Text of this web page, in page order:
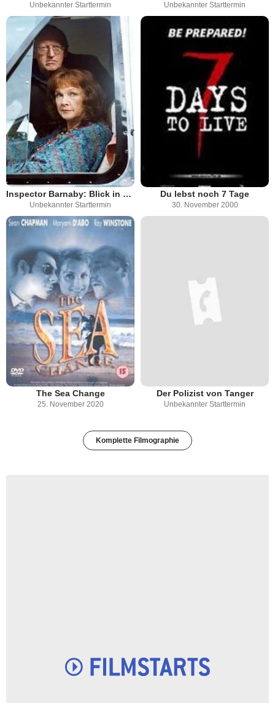
Unbekannter Starttermin Unbekannter Starttermin
Inspector Barnaby: Blick in den Schrecken
Unbekannter Starttermin
Du lebst noch 7 Tage
30. November 2000
The Sea Change
25. November 2020
Der Polizist von Tanger
Unbekannter Starttermin
Komplette Filmographie